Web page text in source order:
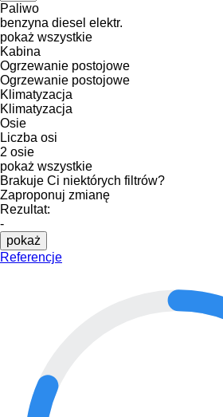
Paliwo
benzyna diesel elektr.
pokaż wszystkie
Kabina
Ogrzewanie postojowe
Ogrzewanie postojowe
Klimatyzacja
Klimatyzacja
Osie
Liczba osi
2 osie
pokaż wszystkie
Brakuje Ci niektórych filtrów?
Zaproponuj zmianę
Rezultat:
-
pokaż
Referencje